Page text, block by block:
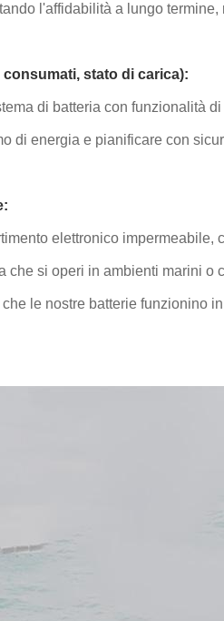
l'affidabilità a lungo
stato di carica):
di batteria con funzionalità
di energia e pianificare con
elettronico impermeabile,
si operi in ambienti marini o
le nostre batterie funzionino